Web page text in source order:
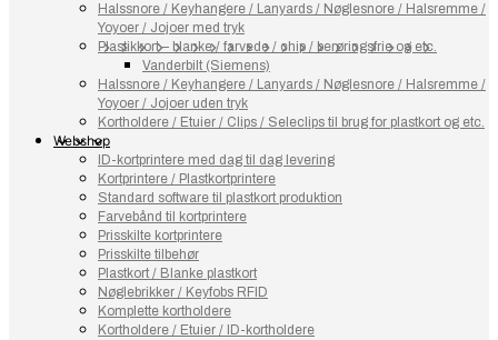
Halssnore / Keyhangere / Lanyards / Nøglesnore / Halsremme /
Yoyoer / Jojoer med tryk
Plastikkort – blanke / farvede / chip / berøringsfrie og etc.
Vanderbilt (Siemens)
Halssnore / Keyhangere / Lanyards / Nøglesnore / Halsremme /
Yoyoer / Jojoer uden tryk
Kortholdere / Etuier / Clips / Seleclips til brug for plastkort og etc.
Webshop
ID-kortprintere med dag til dag levering
Kortprintere / Plastkortprintere
Standard software til plastkort produktion
Farvebånd til kortprintere
Prisskilte kortprintere
Prisskilte tilbehør
Plastkort / Blanke plastkort
Nøglebrikker / Keyfobs RFID
Komplette kortholdere
Kortholdere / Etuier / ID-kortholdere